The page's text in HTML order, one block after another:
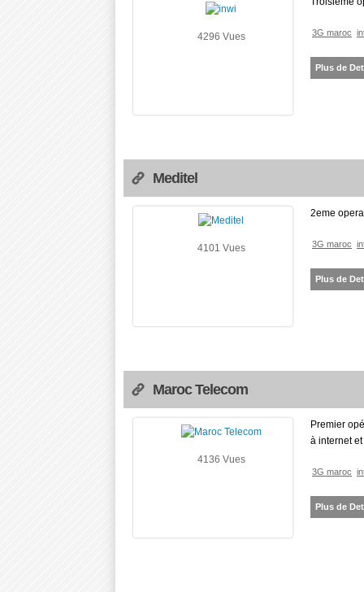
4296 Vues 3G maroc
Plus de
Meditel
4101 Vues
2eme
3G maroc
Plus de
Maroc Telecom
4136 Vues
Premier
à internet
3G maroc
Plus de